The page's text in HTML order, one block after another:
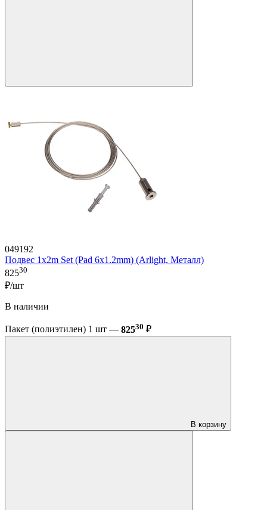
049192
Подвес 1x2m Set (Pad 6x1.2mm) (Arlight, Металл)
82530
₽/шт
В наличии
Пакет (полиэтилен) 1 шт — 82530 ₽
В корзину